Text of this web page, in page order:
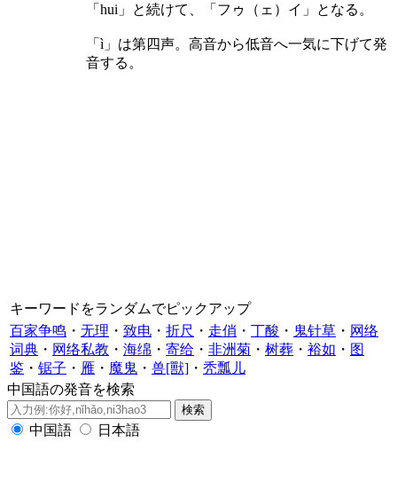
「hui」と続けて、「フゥ（ェ）イ」となる。
「ì」は第四声。高音から低音へ一気に下げて発
音する。
キーワードをランダムでピックアップ
百家争鸣 ・ 无理 ・ 致电 ・ 折尺 ・ 走俏 ・ 丁酸 ・ 鬼针草 ・ 网络
词典 ・ 网络私教 ・ 海绵 ・ 寄给 ・ 非洲菊 ・ 树葬 ・ 裕如 ・ 图
鉴 ・ 锯子 ・ 雁 ・ 魔鬼 ・ 兽[獸] ・ 秃瓢儿
中国語の発音を検索
中国語 日本語